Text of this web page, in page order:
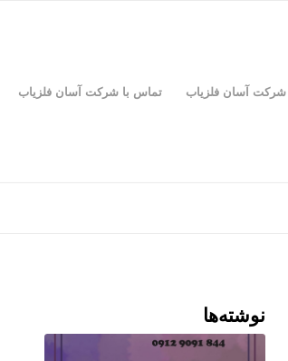
شرکت آسان فلزیاب تماس با شرکت آسان فلزیاب
نوشته‌ها